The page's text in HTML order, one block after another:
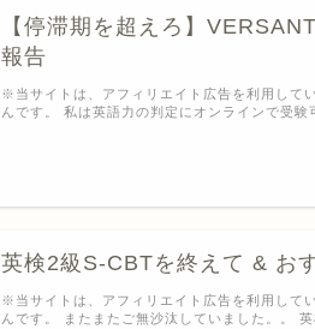
【停滞期を超えろ】
報告
※当サイトは、アフィリエイト広告を利用して
んです。 私は英語力の判定にオンラインで受験
英検2級S-CBTを終えて & お
※当サイトは、アフィリエイト広告を利用して
んです。 またまたご無沙汰していました。。